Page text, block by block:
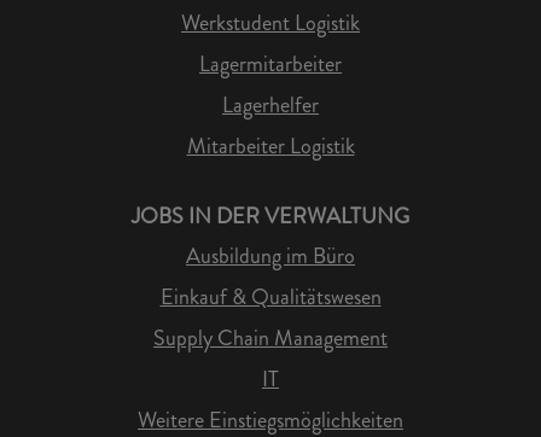
Werkstudent Logistik
Lagermitarbeiter
Lagerhelfer
Mitarbeiter Logistik
JOBS IN DER VERWALTUNG
Ausbildung im Büro
Einkauf & Qualitätswesen
Supply Chain Management
IT
Weitere Einstiegsmöglichkeiten